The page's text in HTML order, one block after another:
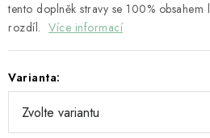
Moje objednávka Dárkový poukaz
Napište nám
tento doplněk stravy se 100%
rozdíl. Více informací
Varianta: